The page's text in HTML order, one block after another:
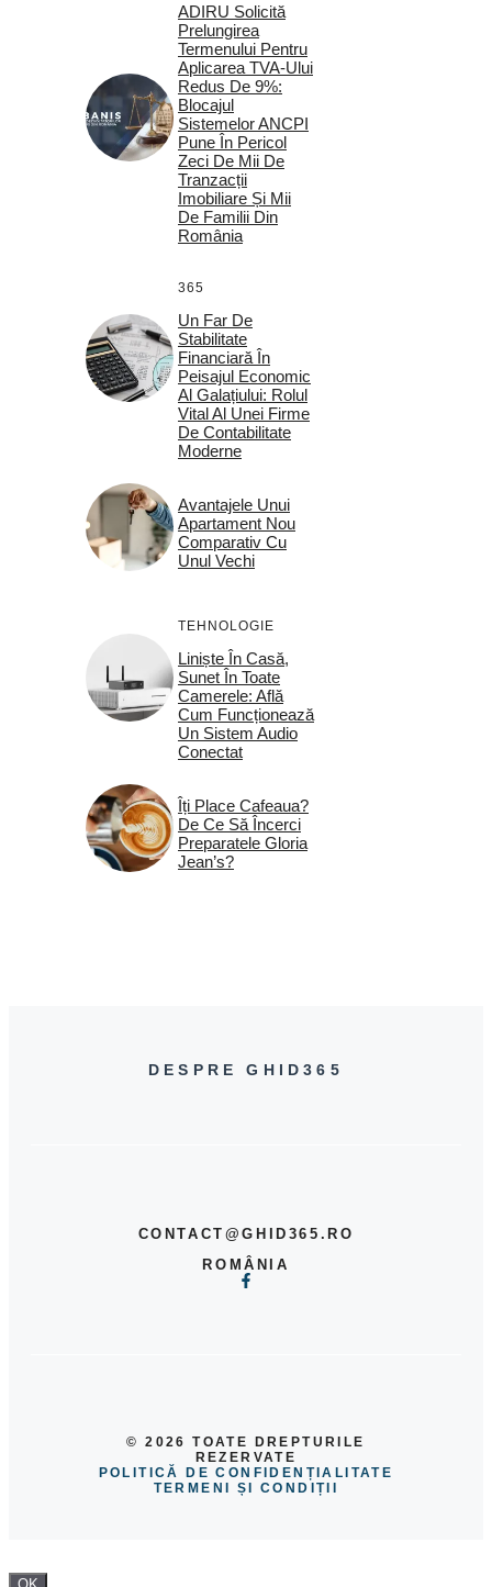
ADIRU Solicită
Prelungirea
Termenului Pentru
Aplicarea TVA-Ului
Redus De 9%:
Blocajul
Sistemelor ANCPI
Pune În Pericol
Zeci De Mii De
Tranzacții
Imobiliare Și Mii
De Familii Din
România
365
Un Far De
Stabilitate
Financiară În
Peisajul Economic
Al Galațiului: Rolul
Vital Al Unei Firme
De Contabilitate
Moderne
Avantajele Unui
Apartament Nou
Comparativ Cu
Unul Vechi
TEHNOLOGIE
Liniște În Casă,
Sunet În Toate
Camerele: Află
Cum Funcționează
Un Sistem Audio
Conectat
Îți Place Cafeaua?
De Ce Să Încerci
Preparatele Gloria
Jean’s?
DESPRE GHID365
CONTACT@GHID365.RO
ROMÂNIA
© 2026 TOATE DREPTURILE
REZERVATE
POLITICĂ DE CONFIDENȚIALITATE
TERMENI ȘI CONDIȚII